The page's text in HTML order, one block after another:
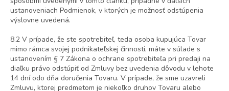
ustanoveniach Podmienok, v ktorých je možnosť odstúpenia
výslovne uvedená.
8.2 V prípade, že ste spotrebiteľ, teda osoba kupujúca Tovar
mimo rámca svojej podnikateľskej činnosti, máte v súlade s
ustanovením § 7 Zákona o ochrane spotrebiteľa pri predaji na
diaľku právo odstúpiť od Zmluvy bez uvedenia dôvodu v lehote
14 dní odo dňa doručenia Tovaru. V prípade, že sme uzavreli
Zmluvu, ktorej predmetom je niekoľko druhov Tovaru alebo